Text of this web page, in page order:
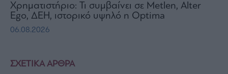
ΣΧΕΤΙΚΑ ΑΡΘΡΑ
Χρηματιστήριο: Τι συμβαίνει σε Metlen, Αlter
Ego, ΔΕΗ, ιστορικό υψηλό η Optima
06.08.2026